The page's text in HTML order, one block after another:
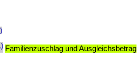
Familienzuschlag und Ausgleichsbetrag